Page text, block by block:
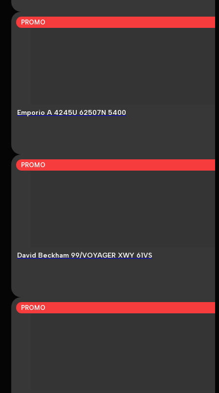
PROMO
Emporio A 4245U 62507N 5400
PROMO
David Beckham 99/VOYAGER XWY 61VS
PROMO